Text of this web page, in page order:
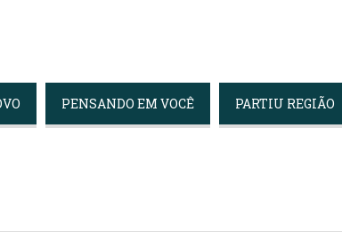
PENSANDO EM VOCÊ PARTIU REGIÃO